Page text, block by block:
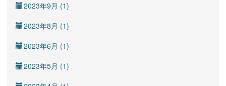
2023年9月 (1)
2023年8月 (1)
2023年6月 (1)
2023年5月 (1)